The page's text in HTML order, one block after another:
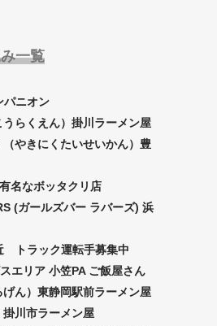
一覧
パニオン
らくえん）掛川ラーメン屋
やきにくたいせいかん）豊
名なボッタクリ店
(ガールズバー ラバーズ) 浜
トラック運転手募集中
エリア 小笠PA ご飯屋さん
げん）東静岡駅前ラーメン屋
川市ラーメン屋